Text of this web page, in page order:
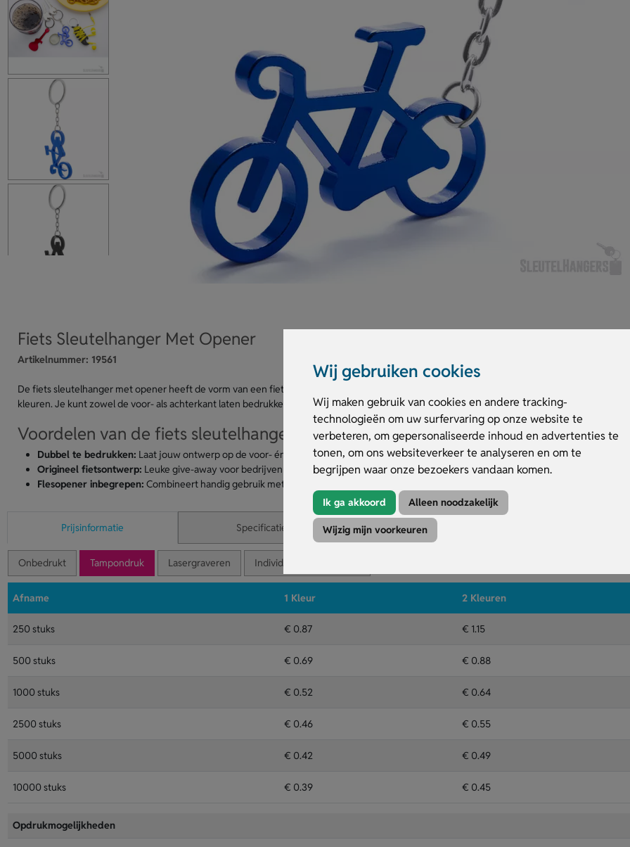
Wij gebruiken cookies
Wij maken gebruik van cookies en andere tracking-
technologieën om uw surfervaring op onze website te
verbeteren, om gepersonaliseerde inhoud en advertenties te
tonen, om ons websiteverkeer te analyseren en om te
begrijpen waar onze bezoekers vandaan komen.
Ik ga akkoord Alleen noodzakelijk
Wijzig mijn voorkeuren
Fiets Sleutelhanger Met Opener
Artikelnummer: 19561
De fiets sleutelhanger met opener heeft de vorm van een fiets. Gemaakt van aluminium. De fiets sleutelhanger met opener is leverbaar in
kleuren. Je kunt zowel de voor- als achterkant laten bedrukken of graveren met jouw ontwerp. Perfect om aan de fietssleutel van je relaties
Voordelen van de fiets sleutelhanger met opener
Dubbel te bedrukken: Laat jouw ontwerp op de voor- én achterkant aanbrengen.
Origineel fietsontwerp: Leuke give-away voor bedrijven in de fietsbranche.
Flesopener inbegrepen: Combineert handig gebruik met een speels ontwerp.
Prijsinformatie Specificaties Kleuren
Onbedrukt Tampondruk Lasergraveren Individuele namen Laser
Afname 1 Kleur 2 Kleuren
250 stuks € 0.87 € 1.15
500 stuks € 0.69 € 0.88
1000 stuks € 0.52 € 0.64
2500 stuks € 0.46 € 0.55
5000 stuks € 0.42 € 0.49
10000 stuks € 0.39 € 0.45
Opdrukmogelijkheden